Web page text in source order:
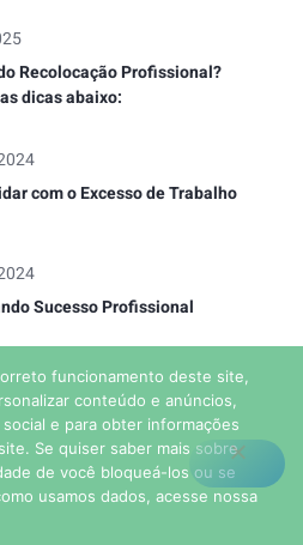
Recolocação Profissional?
dicas abaixo:
com o Excesso de Trabalho
Sucesso Profissional
Recursos Humanos
reserved
funcionamento deste site,
conteúdo e anúncios,
e para obter informações
Se quiser saber mais sobre
de você bloqueá-los ou se
usamos dados, acesse nossa